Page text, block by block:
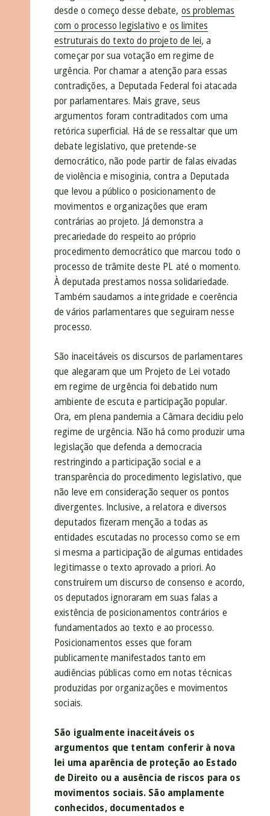
desde o começo desse debate, os problemas
com o processo legislativo e os limites
estruturais do texto do projeto de lei, a
começar por sua votação em regime de
urgência. Por chamar a atenção para essas
contradições, a Deputada Federal foi atacada
por parlamentares. Mais grave, seus
argumentos foram contraditados com uma
retórica superficial. Há de se ressaltar que um
debate legislativo, que pretende-se
democrático, não pode partir de falas eivadas
de violência e misoginia, contra a Deputada
que levou a público o posicionamento de
movimentos e organizações que eram
contrárias ao projeto. Já demonstra a
precariedade do respeito ao próprio
procedimento democrático que marcou todo o
processo de trâmite deste PL até o momento.
À deputada prestamos nossa solidariedade.
Também saudamos a integridade e coerência
de vários parlamentares que seguiram nesse
processo.
São inaceitáveis os discursos de parlamentares
que alegaram que um Projeto de Lei votado
em regime de urgência foi debatido num
ambiente de escuta e participação popular.
Ora, em plena pandemia a Câmara decidiu pelo
regime de urgência. Não há como produzir uma
legislação que defenda a democracia
restringindo a participação social e a
transparência do procedimento legislativo, que
não leve em consideração sequer os pontos
divergentes. Inclusive, a relatora e diversos
deputados fizeram menção a todas as
entidades escutadas no processo como se em
si mesma a participação de algumas entidades
legitimasse o texto aprovado a priori. Ao
construírem um discurso de consenso e acordo,
os deputados ignoraram em suas falas a
existência de posicionamentos contrários e
fundamentados ao texto e ao processo.
Posicionamentos esses que foram
publicamente manifestados tanto em
audiências públicas como em notas técnicas
produzidas por organizações e movimentos
sociais.
São igualmente inaceitáveis os
argumentos que tentam conferir à nova
lei uma aparência de proteção ao Estado
de Direito ou a ausência de riscos para os
movimentos sociais. São amplamente
conhecidos, documentados e